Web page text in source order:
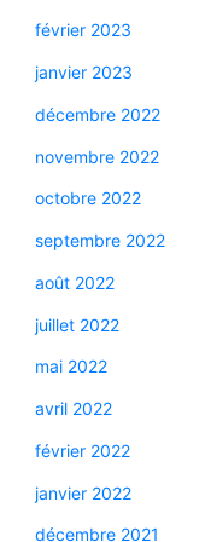
février 2023
janvier 2023
décembre 2022
novembre 2022
octobre 2022
septembre 2022
août 2022
juillet 2022
mai 2022
avril 2022
février 2022
janvier 2022
décembre 2021